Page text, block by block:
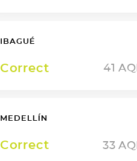
IBAGUÉ
Correct 41
MEDELLÍN
Correct 33